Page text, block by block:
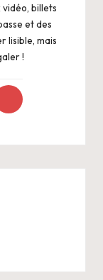
billets
et des
lisible, mais
!